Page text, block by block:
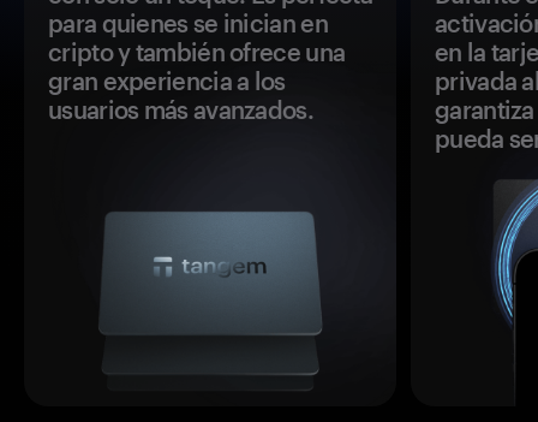
para quienes se inician en
cripto y también ofrece una
gran experiencia a los
usuarios más avanzados.
en la
privada
pueda